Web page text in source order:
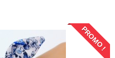
PROMO !